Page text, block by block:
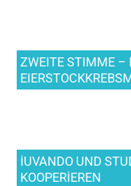
ZWEITE STIMME –
IUVANDO UND
KOOPERIEREN